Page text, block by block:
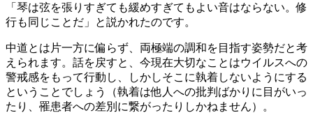
「琴は弦を張りすぎても緩めすぎてもよい音はならない。修
行も同じことだ」と説かれたのです。
中道とは片一方に偏らず、両極端の調和を目指す姿勢だと考
えられます。話を戻すと、今現在大切なことはウイルスへの
警戒感をもって行動し、しかしそこに執着しないようにする
ということでしょう（執着は他人への批判ばかりに目がいっ
たり、罹患者への差別に繋がったりしかねません）。